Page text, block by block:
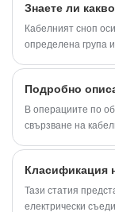
Знаете ли
Кабелният сноп
определена група
В операциите по
свързване на
този вид
Всъщност това е
фиксиран,
Тази статия
електрически